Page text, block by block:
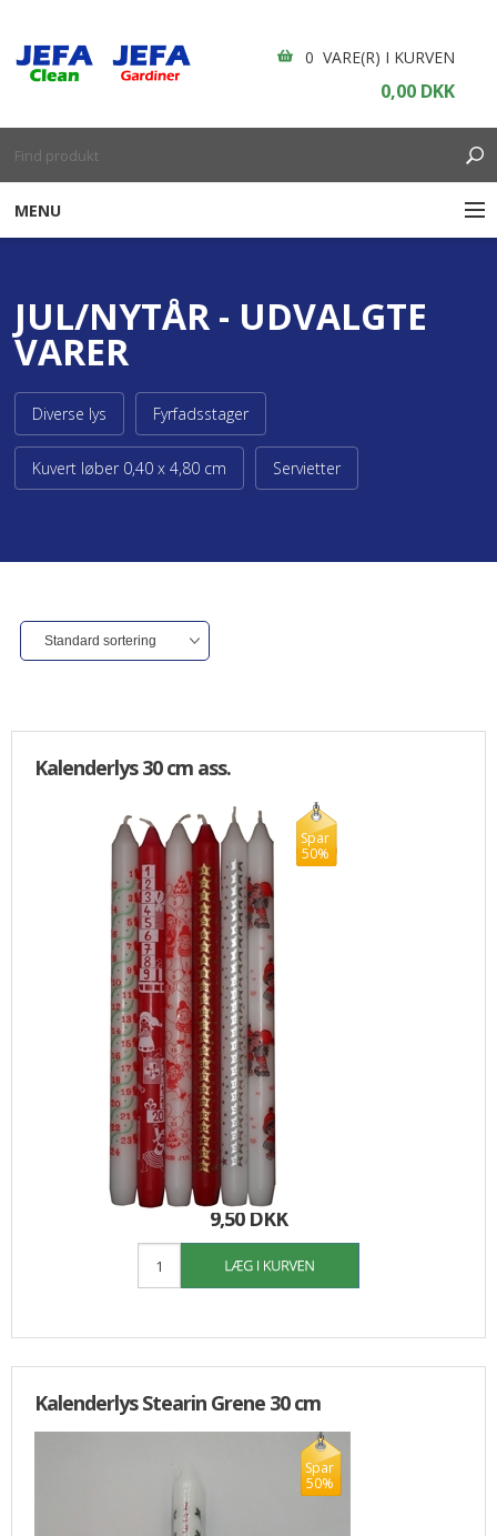
0 VARE(R) I KURVEN
0,00 DKK
MENU
ENGANGSARTIKLER
GARDINER
BORDDÆKNING
FORSIDE
NYHEDER
JUL/NYTÅR - UDVALGTE
VARER
Diverse lys Fyrfadsstager
Kuvert løber 0,40 x 4,80 cm Servietter
Kalenderlys 30 cm ass.
Spar
50%
19,00
9,50 DKK
Kalenderlys Stearin Grene 30 cm
Spar
50%